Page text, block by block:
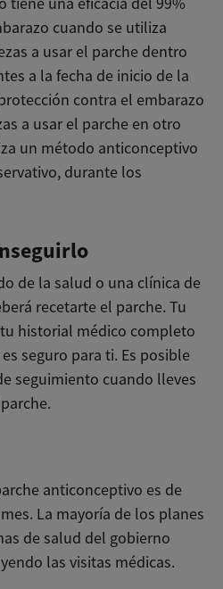
cuando se utiliza
a usar el parche dentro
a la fecha de inicio de la
contra el embarazo
a usar el parche en otro
un método anticonceptivo
durante los
de la salud o una clínica de
recetarte el parche. Tu
historial médico completo
seguro para ti. Es posible
seguimiento cuando lleves
anticonceptivo es de
La mayoría de los planes
de salud del gobierno
las visitas médicas.